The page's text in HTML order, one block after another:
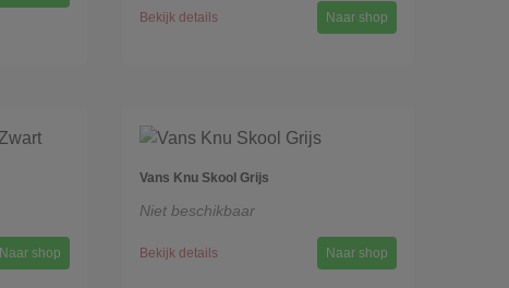
Bekijk details Naar shop
Naar shop
Vans Knu Skool Grijs
Niet beschikbaar
Bekijk details Naar shop